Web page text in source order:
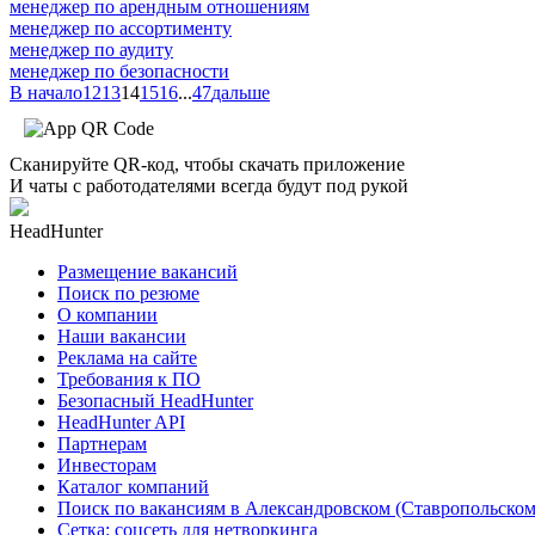
менеджер по арендным отношениям
менеджер по ассортименту
менеджер по аудиту
менеджер по безопасности
В начало1213141516...47дальше
Сканируйте QR-код, чтобы скачать приложение
И чаты с работодателями всегда будут под рукой
HeadHunter
Размещение вакансий
Поиск по резюме
О компании
Наши вакансии
Реклама на сайте
Требования к ПО
Безопасный HeadHunter
HeadHunter API
Партнерам
Инвесторам
Каталог компаний
Поиск по вакансиям в Александровском
Сетка: соцсеть для нетворкинга